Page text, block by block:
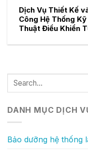
Dịch Vụ Thiết Kế
Công Hệ Thống Kỹ
Thuật Điều Khiển
DANH MỤC DỊCH
Bảo dưỡng hệ thống